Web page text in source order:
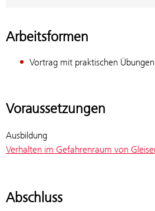
Arbeitsformen
Vortrag mit praktischen Übungen
Voraussetzungen
Ausbildung
Verhalten im Gefahrenraum von
Abschluss